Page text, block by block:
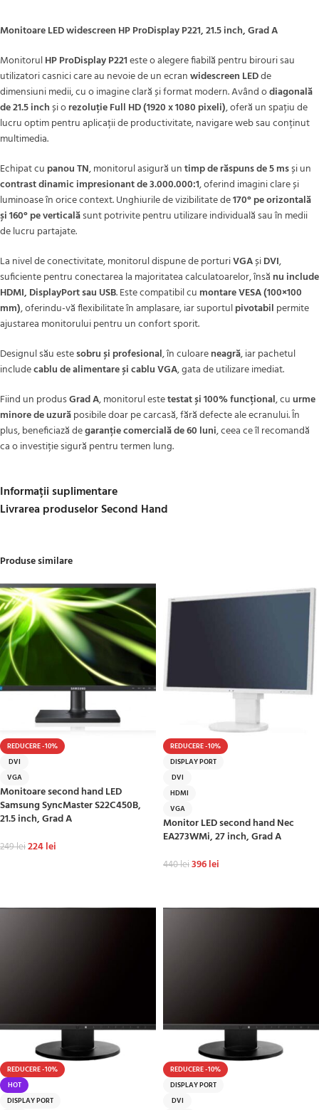
Monitoare LED widescreen HP ProDisplay P221, 21.5 inch, Grad A
MonitorulHP ProDisplay P221este o alegere fiabilă pentru birouri sau
utilizatori casnici care au nevoie de un ecranwidescreen LEDde
dimensiuni medii, cu o imagine clară și format modern. Având odiagonală
de 21.5 inchși orezoluție Full HD (1920 x 1080 pixeli), oferă un spațiu de
lucru optim pentru aplicații de productivitate, navigare web sau conținut
multimedia.
Echipat cu panou TN, monitorul asigură untimp de răspuns de 5 msși un
contrast dinamic impresionant de 3.000.000:1, oferind imagini clare și
luminoase în orice context. Unghiurile de vizibilitate de170° pe orizontală
și 160° pe verticalăsunt potrivite pentru utilizare individuală sau în medii
de lucru partajate.
La nivel de conectivitate, monitorul dispune de porturiVGAșiDVI,
suficiente pentru conectarea la majoritatea calculatoarelor, însă nu include
HDMI, DisplayPort sau USB. Este compatibil cu montare VESA (100×100
mm), oferindu-vă flexibilitate în amplasare, iar suportulpivotabil permite
ajustarea monitorului pentru un confort sporit.
Designul său estesobru și profesional, în culoareneagră, iar pachetul
includecablu de alimentare și cablu VGA, gata de utilizare imediat.
Fiind un produsGrad A, monitorul estetestat și 100% funcțional, cuurme
minore de uzurăposibile doar pe carcasă, fără defecte ale ecranului. În
plus, beneficiază degaranție comercială de 60 luni, ceea ce îl recomandă
ca o investiție sigură pentru termen lung.
Informații suplimentare
Livrarea produselor Second Hand
Produse similare
REDUCERE -10%
DVI
VGA
Monitoare second hand LED
Samsung SyncMaster S22C450B,
21.5 inch, Grad A
249lei224lei
REDUCERE -10%
DISPLAY PORT
DVI
HDMI
VGA
Monitor LED second hand Nec
EA273WMi, 27 inch, Grad A
440lei396lei
REDUCERE -10%
HOT
DISPLAY PORT
REDUCERE -10%
DISPLAY PORT
DVI